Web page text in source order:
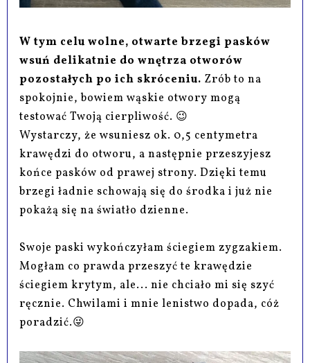
W tym celu wolne, otwarte brzegi pasków
wsuń delikatnie do wnętrza otworów
pozostałych po ich skróceniu. Zrób to na
spokojnie, bowiem wąskie otwory mogą
testować Twoją cierpliwość. 😉
Wystarczy, że wsuniesz ok. 0,5 centymetra
krawędzi do otworu, a następnie przeszyjesz
końce pasków od prawej strony. Dzięki temu
brzegi ładnie schowają się do środka i już nie
pokażą się na światło dzienne.
Swoje paski wykończyłam ściegiem zygzakiem.
Mogłam co prawda przeszyć te krawędzie
ściegiem krytym, ale... nie chciało mi się szyć
ręcznie. Chwilami i mnie lenistwo dopada, cóż
poradzić.😜